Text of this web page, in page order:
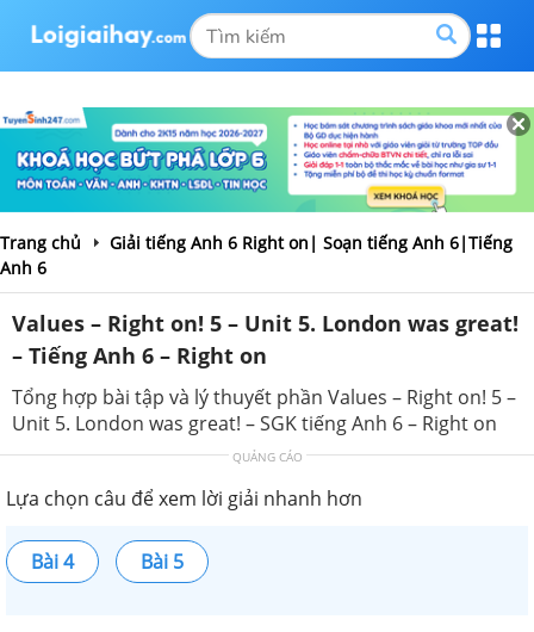
Trang chủ
Giải tiếng Anh 6 Right on| Soạn tiếng Anh 6|Tiếng
Anh 6
Values – Right on! 5 – Unit 5. London was great!
– Tiếng Anh 6 – Right on
Tổng hợp bài tập và lý thuyết phần Values – Right on! 5 –
Unit 5. London was great! – SGK tiếng Anh 6 – Right on
QUẢNG CÁO
Lựa chọn câu để xem lời giải nhanh hơn
Bài 4 Bài 5